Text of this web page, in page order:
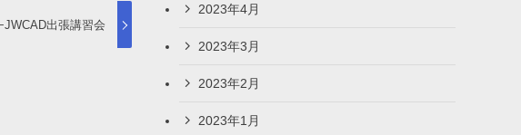
出張講習会
2023年4月
2023年3月
2023年2月
2023年1月